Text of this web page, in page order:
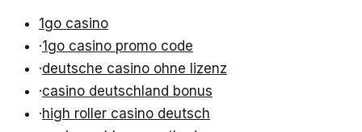
1go casino
·1go casino promo code
·deutsche casino ohne lizenz
·casino deutschland bonus
·high roller casino deutsch